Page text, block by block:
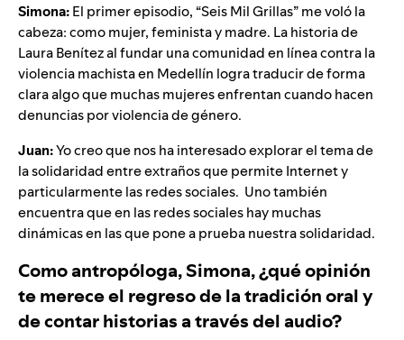
Simona:El primer episodio, “Seis Mil Grillas” me voló la
cabeza: como mujer, feminista y madre. La historia de
Laura Benítez al fundar una comunidad en línea contra la
violencia machista en Medellín logra traducir de forma
clara algo que muchas mujeres enfrentan cuando hacen
denuncias por violencia de género.
Juan:Yo creo que nos ha interesado explorar el tema de
la solidaridad entre extraños que permite Internet y
particularmente las redes sociales. Uno también
encuentra que en las redes sociales hay muchas
dinámicas en las que pone a prueba nuestra solidaridad.
Como antropóloga, Simona, ¿qué opinión
te merece el regreso de la tradición oral y
de contar historias a través del audio?